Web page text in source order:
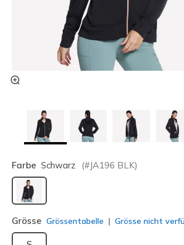
Farbe Schwarz (#JA196 BLK)
ausgewählt
Grösse Grössentabelle Grösse nicht